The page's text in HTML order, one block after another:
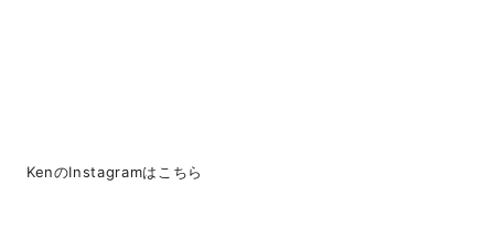
KenのInstagramはこちら